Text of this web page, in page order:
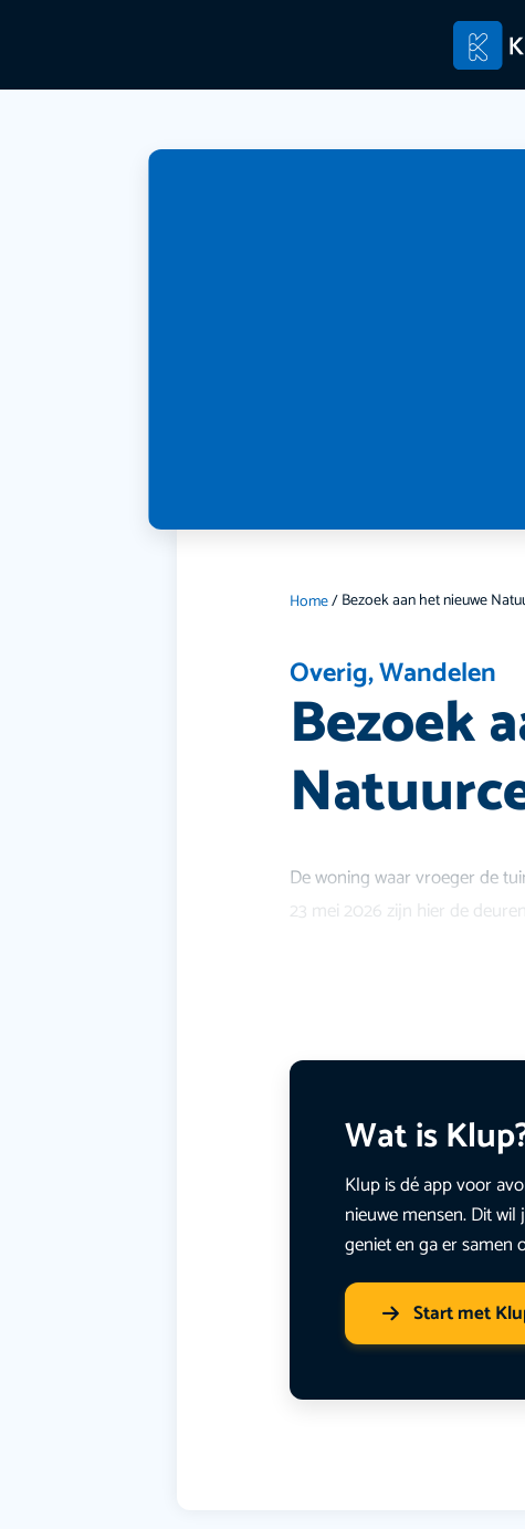
Home/
Overig,Wandelen
Bezoek
De woning waar vroeger de
23 mei 2026 zijn hier de
Wat is
Klup is dé app voor
nieuwe mensen. Dit
geniet en ga er samen
Start met